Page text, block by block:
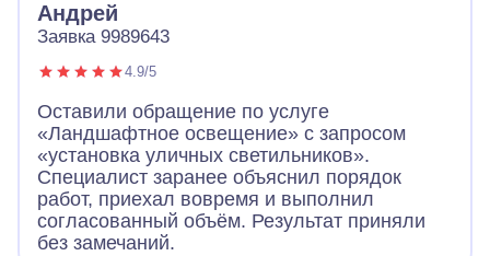
Андрей
Заявка 9989643
4.9/5
Оставили обращение по услуге
«Ландшафтное освещение» с запросом
«установка уличных светильников».
Специалист заранее объяснил порядок
работ, приехал вовремя и выполнил
согласованный объём. Результат приняли
без замечаний.